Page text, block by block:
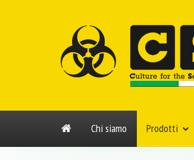
Chi siamo Prodotti